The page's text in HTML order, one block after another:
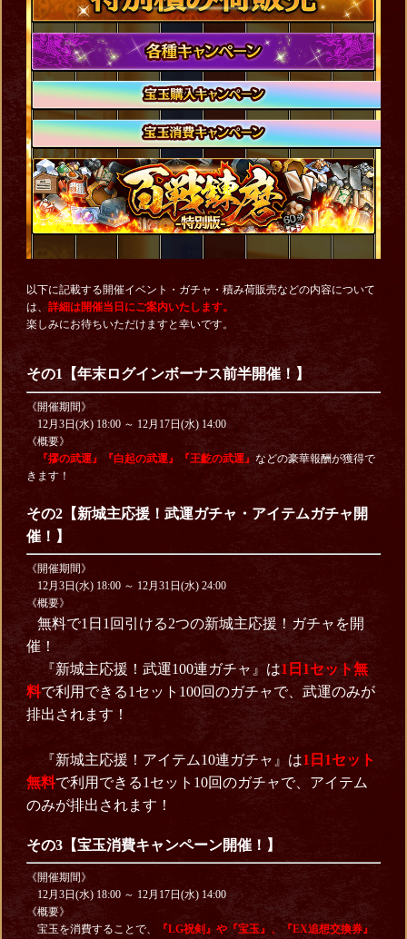
以下に記載する開催イベント・ガチャ・積み荷販売などの内容について
は、 詳細は開催当日にご案内いたします。
楽しみにお待ちいただけますと幸いです。
その1【年末ログインボーナス前半開催！】
《開催期間》
12月3日(水) 18:00 ～ 12月17日(水) 14:00
《概要》
『摎の武運』『白起の武運』『王齕の武運』 などの豪華報酬が獲得で
きます！
その2【新城主応援！武運ガチャ・アイテムガチャ開
催！】
《開催期間》
12月3日(水) 18:00 ～ 12月31日(水) 24:00
《概要》
無料で1日1回引ける2つの新城主応援！ガチャを開
催！
『新城主応援！武運100連ガチャ』は1日1セット無
料で利用できる1セット100回のガチャで、武運のみが
排出されます！
『新城主応援！アイテム10連ガチャ』は1日1セット
無料で利用できる1セット10回のガチャで、アイテム
のみが排出されます！
その3【宝玉消費キャンペーン開催！】
《開催期間》
12月3日(水) 18:00 ～ 12月17日(水) 14:00
《概要》
宝玉を消費することで、
『LG祝剣』や『宝玉』、『EX追想交換券』